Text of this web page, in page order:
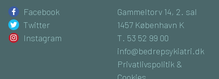
Facebook
Twitter
Instagram
Gammeltorv 14, 2. sal
1457 København K
T. 53 52 99 00
info@bedrepsykiatri.dk
Privatlivspolitik &